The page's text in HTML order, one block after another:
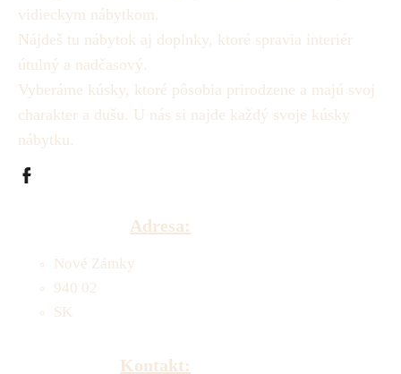
vidieckym nábytkom.
Nájdeš tu nábytok aj doplnky, ktoré spravia interiér
útulný a nadčasový.
Vyberáme kúsky, ktoré pôsobia prirodzene a majú svoj
charakter a dušu. U nás si najde každý svoje kúsky
nábytku.
Adresa:
Nové Zámky
940 02
SK
Kontakt: